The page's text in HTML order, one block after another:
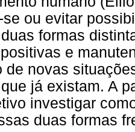
se ou evitar
formas
e
de novas
já existam. A
investigar
duas formas